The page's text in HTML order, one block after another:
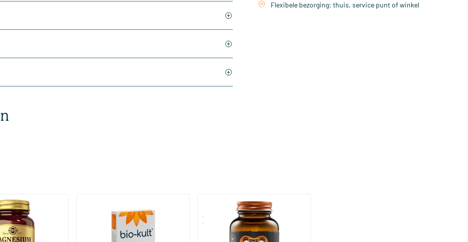
Flexibele bezorging: thuis, service punt of winkel
(287)
(Magnesium
Bio-Kult Probiotica
30/​60/​120 capsules
(158)
Super D3 Extra Sterk 75 mcg
vitamine D
60/​120 softgels